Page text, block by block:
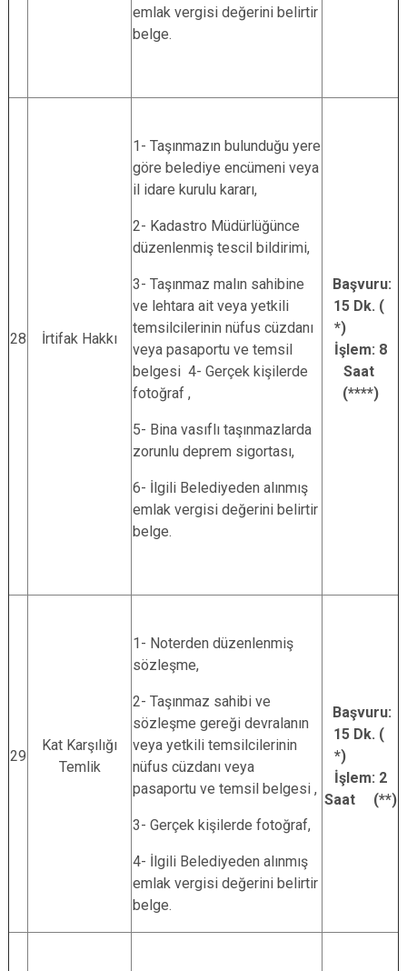
emlak vergisi değerini belirtir
belge.
28 İrtifak Hakkı
1- Taşınmazın bulunduğu yere
göre belediye encümeni veya
il idare kurulu kararı,
2- Kadastro Müdürlüğünce
düzenlenmiş tescil bildirimi,
3- Taşınmaz malın sahibine
ve lehtara ait veya yetkili
temsilcilerinin nüfus cüzdanı
veya pasaportu ve temsil
belgesi 4- Gerçek kişilerde
fotoğraf ,
5- Bina vasıflı taşınmazlarda
zorunlu deprem sigortası,
6- İlgili Belediyeden alınmış
emlak vergisi değerini belirtir
belge.
Başvuru:
15 Dk. (
*)
İşlem: 8
Saat
(****)
29
Kat Karşılığı
Temlik
1- Noterden düzenlenmiş
sözleşme,
2- Taşınmaz sahibi ve
sözleşme gereği devralanın
veya yetkili temsilcilerinin
nüfus cüzdanı veya
pasaportu ve temsil belgesi ,
3- Gerçek kişilerde fotoğraf,
4- İlgili Belediyeden alınmış
emlak vergisi değerini belirtir
belge.
Başvuru:
15 Dk. (
*)
İşlem: 2
Saat (**)